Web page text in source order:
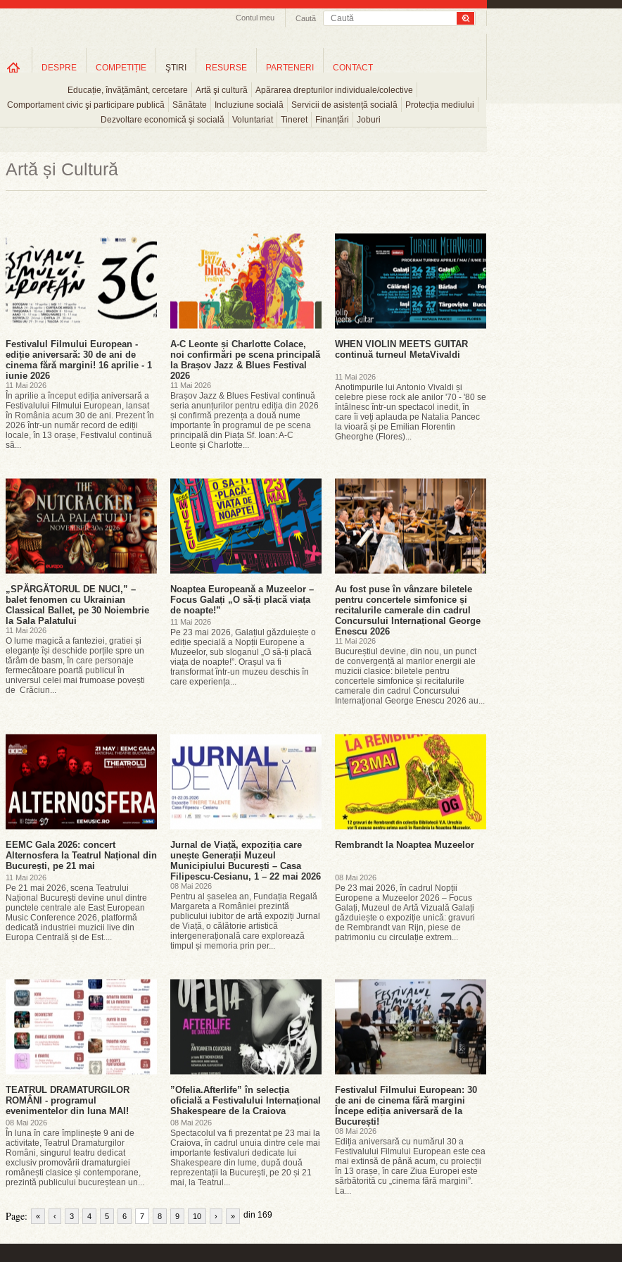
Caută
Contul meu
DESPRE COMPETIȚIE ŞTIRI
Educație, învățământ, cercetare Artă şi cultură
Apărarea drepturilor individuale/colective
Comportament civic şi participare publică
Sănătate Incluziune socială Servicii de asistență socială
Protecția mediului
Dezvoltare economică şi socială
Voluntariat Tineret Finanțări Joburi
RESURSE PARTENERI CONTACT
Artă și Cultură
Festivalul Filmului European -
ediție aniversară: 30 de ani de
cinema fără margini! 16 aprilie - 1
iunie 2026
11 Mai 2026
În aprilie a început ediția aniversară a
Festivalului Filmului European, lansat
în România acum 30 de ani. Prezent în
2026 într-un număr record de ediții
locale, în 13 orașe, Festivalul continuă
să...
A-C Leonte și Charlotte Colace,
noi confirmări pe scena principală
la Brașov Jazz & Blues Festival
2026
11 Mai 2026
Brașov Jazz & Blues Festival continuă
seria anunțurilor pentru ediția din 2026
și confirmă prezența a două nume
importante în programul de pe scena
principală din Piața Sf. Ioan: A-C
Leonte și Charlotte...
WHEN VIOLIN MEETS GUITAR
continuă turneul MetaVivaldi
11 Mai 2026
Anotimpurile lui Antonio Vivaldi și
celebre piese rock ale anilor '70 - '80 se
întâlnesc într-un spectacol inedit, în
care îi veţi aplauda pe Natalia Pancec
la vioară și pe Emilian Florentin
Gheorghe (Flores)...
„SPĂRGĂTORUL DE NUCI,” –
balet fenomen cu Ukrainian
Classical Ballet, pe 30 Noiembrie
la Sala Palatului
11 Mai 2026
O lume magică a fanteziei, gratiei și
eleganțe își deschide porțile spre un
tărâm de basm, în care personaje
fermecătoare poartă publicul în
universul celei mai frumoase povești
de Crăciun...
Noaptea Europeană a Muzeelor –
Focus Galați „O să-ți placă viața
de noapte!”
11 Mai 2026
Pe 23 mai 2026, Galațiul găzduiește o
ediție specială a Nopții Europene a
Muzeelor, sub sloganul „O să-ți placă
viața de noapte!”. Orașul va fi
transformat într-un muzeu deschis în
care experiența...
Au fost puse în vânzare biletele
pentru concertele simfonice și
recitalurile camerale din cadrul
Concursului Internațional George
Enescu 2026
11 Mai 2026
Bucureștiul devine, din nou, un punct
de convergență al marilor energii ale
muzicii clasice: biletele pentru
concertele simfonice și recitalurile
camerale din cadrul Concursului
Internațional George Enescu 2026 au...
EEMC Gala 2026: concert
Alternosfera la Teatrul Național din
București, pe 21 mai
11 Mai 2026
Pe 21 mai 2026, scena Teatrului
Național București devine unul dintre
punctele centrale ale East European
Music Conference 2026, platformă
dedicată industriei muzicii live din
Europa Centrală și de Est....
Jurnal de Viață, expoziția care
unește Generații Muzeul
Municipiului București – Casa
Filipescu-Cesianu, 1 – 22 mai 2026
08 Mai 2026
Pentru al șaselea an, Fundația Regală
Margareta a României prezintă
publicului iubitor de artă expoziți Jurnal
de Viață, o călătorie artistică
intergenerațională care explorează
timpul și memoria prin per...
Rembrandt la Noaptea Muzeelor
08 Mai 2026
Pe 23 mai 2026, în cadrul Nopții
Europene a Muzeelor 2026 – Focus
Galați, Muzeul de Artă Vizuală Galați
găzduiește o expoziție unică: gravuri
de Rembrandt van Rijn, piese de
patrimoniu cu circulație extrem...
TEATRUL DRAMATURGILOR
ROMÂNI - programul
evenimentelor din luna MAI!
08 Mai 2026
În luna în care împlinește 9 ani de
activitate, Teatrul Dramaturgilor
Români, singurul teatru dedicat
exclusiv promovării dramaturgiei
românești clasice și contemporane,
prezintă publicului bucureștean un...
”Ofelia.Afterlife” în selecția
oficială a Festivalului Internațional
Shakespeare de la Craiova
08 Mai 2026
Spectacolul va fi prezentat pe 23 mai la
Craiova, în cadrul unuia dintre cele mai
importante festivaluri dedicate lui
Shakespeare din lume, după două
reprezentații la București, pe 20 și 21
mai, la Teatrul...
Festivalul Filmului European: 30
de ani de cinema fără margini
Începe ediția aniversară de la
București!
08 Mai 2026
Ediția aniversară cu numărul 30 a
Festivalului Filmului European este cea
mai extinsă de până acum, cu proiecții
în 13 orașe, în care Ziua Europei este
sărbătorită cu „cinema fără margini”.
La...
Page: « ‹ 3 4 5 6 7 8 9 10 din 169
› »